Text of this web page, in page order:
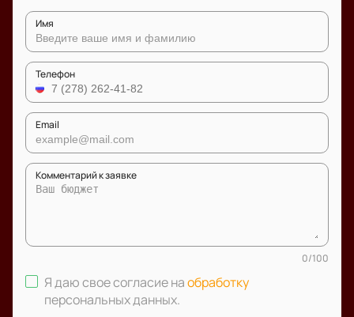
Имя
Телефон
Email
Комментарий к заявке
0/100
Я даю свое согласие наобработку
персональных данных.